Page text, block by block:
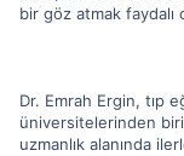
bir göz atmak faydalı
Dr. Emrah Ergin, tıp
üniversitelerinden
uzmanlık alanında